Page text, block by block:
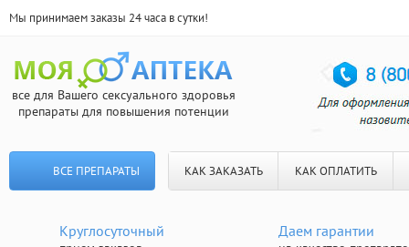
Мы принимаем заказы 24 часа в сутки!
все для Вашего сексуального здоровья
препараты для повышения потенции
ВСЕ ПРЕПАРАТЫ КАК ЗАКАЗАТЬ КАК ОПЛАТИТЬ
Круглосуточный Даем гарантии